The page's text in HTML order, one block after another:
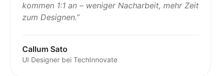
kommen 1:1 an – weniger Nacharbeit, mehr Zeit
zum Designen.”
Callum Sato
UI Designer bei TechInnovate